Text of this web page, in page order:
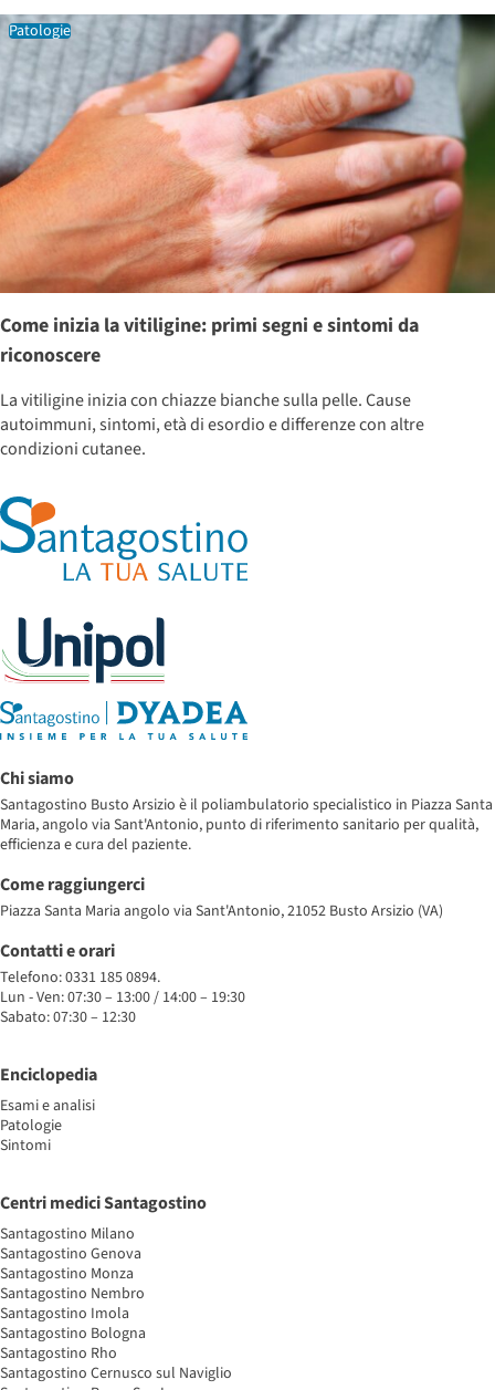
Come inizia la vitiligine: primi segni e sintomi da
riconoscere
La vitiligine inizia con chiazze bianche sulla pelle. Cause
autoimmuni, sintomi, età di esordio e differenze con altre
condizioni cutanee.
Patologie
Chi siamo
Santagostino Busto Arsizio è il poliambulatorio specialistico in Piazza Santa
Maria, angolo via Sant'Antonio, punto di riferimento sanitario per qualità,
efficienza e cura del paziente.
Come raggiungerci
Piazza Santa Maria angolo via Sant'Antonio, 21052 Busto Arsizio (VA)
Contatti e orari
Telefono: 0331 185 0894.
Lun - Ven: 07:30 – 13:00 / 14:00 – 19:30
Sabato: 07:30 – 12:30
Enciclopedia
Esami e analisi
Patologie
Sintomi
Centri medici Santagostino
Santagostino Milano
Santagostino Genova
Santagostino Monza
Santagostino Nembro
Santagostino Imola
Santagostino Bologna
Santagostino Rho
Santagostino Cernusco sul Naviglio